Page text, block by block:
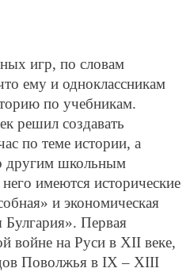
игр, по словам
ему и одноклассникам
по учебникам.
решил создавать
по теме истории, а
другим школьным
имеются исторические
и экономическая
Булгария». Первая
войне на Руси в XII веке,
Поволжья в IX – XIII